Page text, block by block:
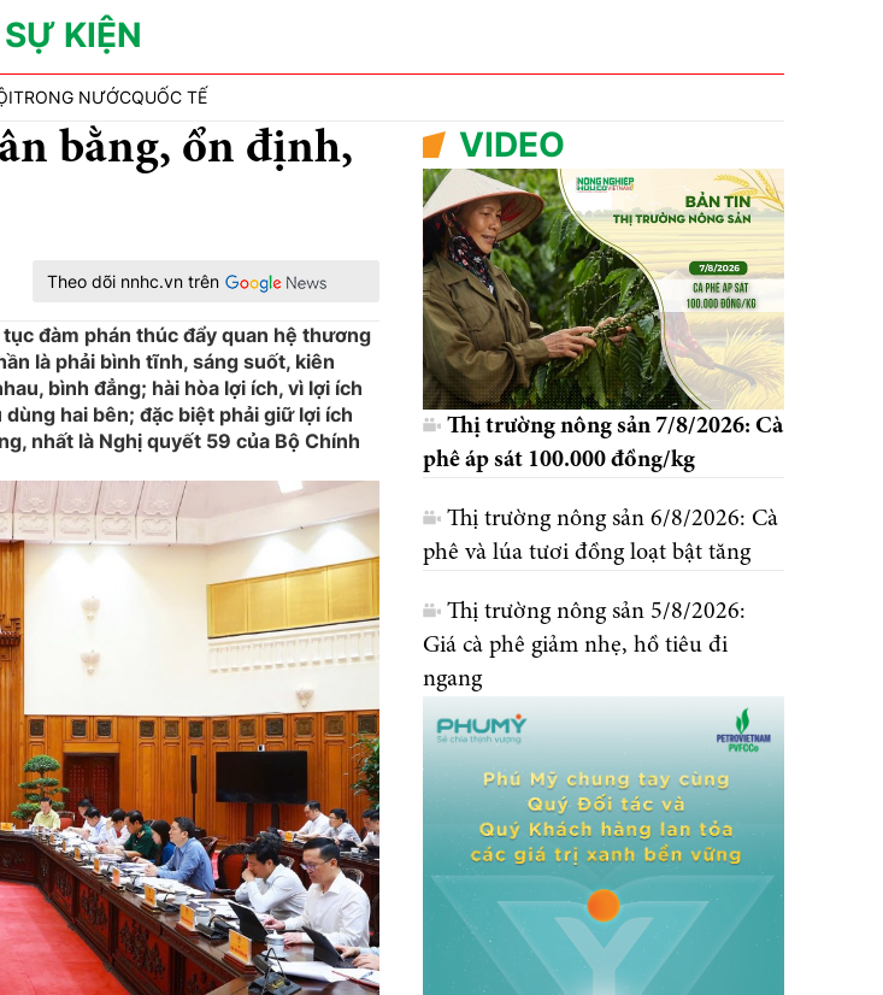
SỰ KIỆN
TRONG NƯỚCQUỐC TẾ
bằng, ổn định,
Theo dõi nnhc.vn trên
đàm phán thúc đẩy quan hệ thương
là phải bình tĩnh, sáng suốt, kiên
bình đẳng; hài hòa lợi ích, vì lợi ích
hai bên; đặc biệt phải giữ lợi ích
nhất là Nghị quyết 59 của Bộ Chính
VIDEO
Thị trường nông sản 7/8/2026: Cà
phê áp sát 100.000 đồng/kg
Thị trường nông sản 6/8/2026: Cà
phê và lúa tươi đồng loạt bật tăng
Thị trường nông sản 5/8/2026:
Giá cà phê giảm nhẹ, hồ tiêu đi
ngang